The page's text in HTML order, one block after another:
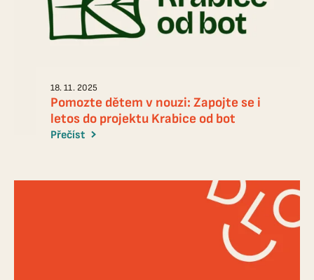
18. 11. 2025
Pomozte dětem v nouzi: Zapojte se i
letos do projektu Krabice od bot
Přečíst